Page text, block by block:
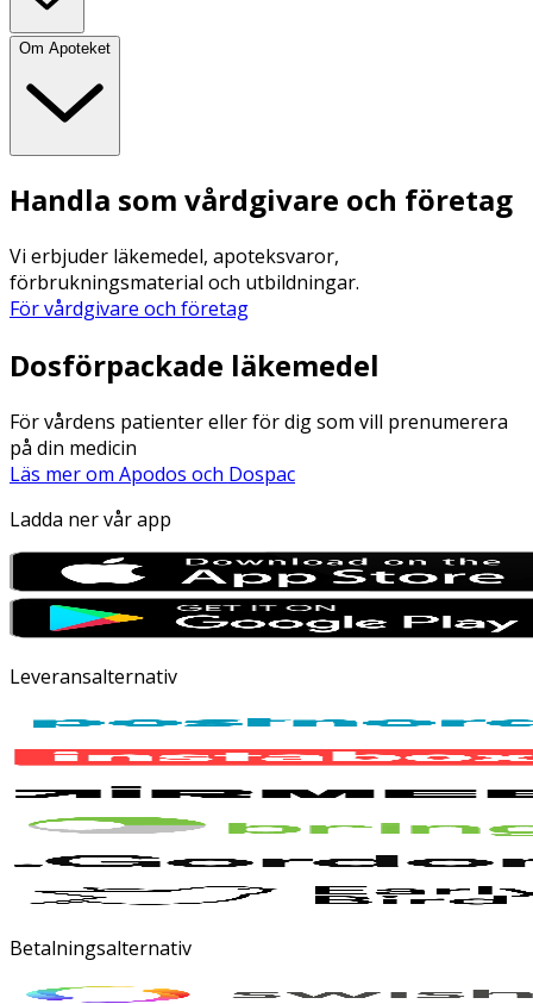
Om Apoteket
Handla som vårdgivare och företag
Vi erbjuder läkemedel, apoteksvaror,
förbrukningsmaterial och utbildningar.
För vårdgivare och företag
Dosförpackade läkemedel
För vårdens patienter eller för dig som vill prenumerera
på din medicin
Läs mer om Apodos och Dospac
Ladda ner vår app
Leveransalternativ
Betalningsalternativ